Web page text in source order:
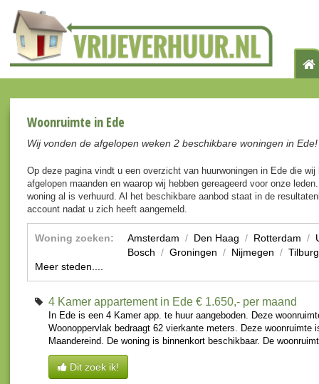
Woonruimte in Ede
Wij vonden de afgelopen weken 2 beschikbare woningen in Ede!
Op deze pagina vindt u een overzicht van huurwoningen in Ede die wij
afgelopen maanden en waarop wij hebben gereageerd voor onze
woning al is verhuurd. Al het beschikbare aanbod staat in de
account nadat u zich heeft aangemeld.
Woning zoeken: Amsterdam / Den Haag / Rotterdam /
Bosch / Groningen / Nijmegen / Tilburg
Meer steden....
4 Kamer appartement in Ede € 1.650,- per maand
In Ede is een 4 Kamer app. te huur aangeboden. Deze
Woonoppervlak bedraagt 62 vierkante meters. Deze woonruimte
Maandereind. De woning is binnenkort beschikbaar. De
Dit zoek ik!